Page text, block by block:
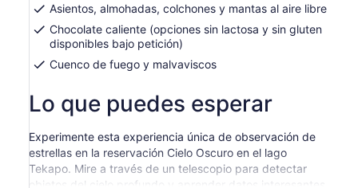
Asientos, almohadas, colchones y mantas al aire libre
Chocolate caliente (opciones sin lactosa y sin gluten
disponibles bajo petición)
Cuenco de fuego y malvaviscos
Lo que puedes esperar
Experimente esta experiencia única de observación de
estrellas en la reservación Cielo Oscuro en el lago
Tekapo. Mire a través de un telescopio para detectar
objetos del cielo profundo y aprender datos interesantes